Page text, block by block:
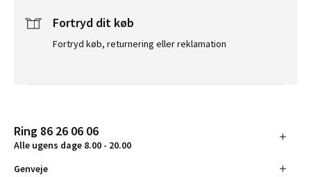
Fortryd dit køb
Fortryd køb, returnering eller reklamation
Ring 86 26 06 06
Alle ugens dage 8.00 - 20.00
Genveje